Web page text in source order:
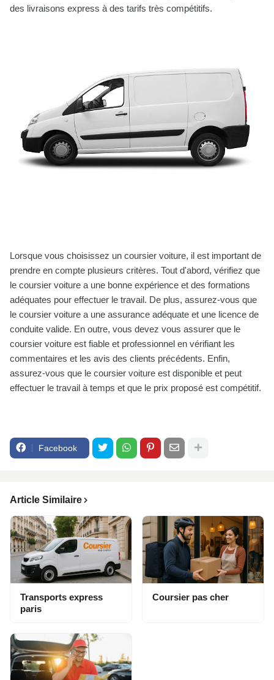
des livraisons express à des tarifs très compétitifs.
Lorsque vous choisissez un coursier voiture, il est important de
prendre en compte plusieurs critères. Tout d'abord, vérifiez que
le coursier voiture a une bonne expérience et des formations
adéquates pour effectuer le travail. De plus, assurez-vous que
le coursier voiture a une assurance adéquate et une licence de
conduite valide. En outre, vous devez vous assurer que le
coursier voiture est fiable et professionnel en vérifiant les
commentaires et les avis des clients précédents. Enfin,
assurez-vous que le coursier voiture est disponible et peut
effectuer le travail à temps et que le prix proposé est compétitif.
Facebook
Article Similaire
Transports express
paris
Coursier pas cher